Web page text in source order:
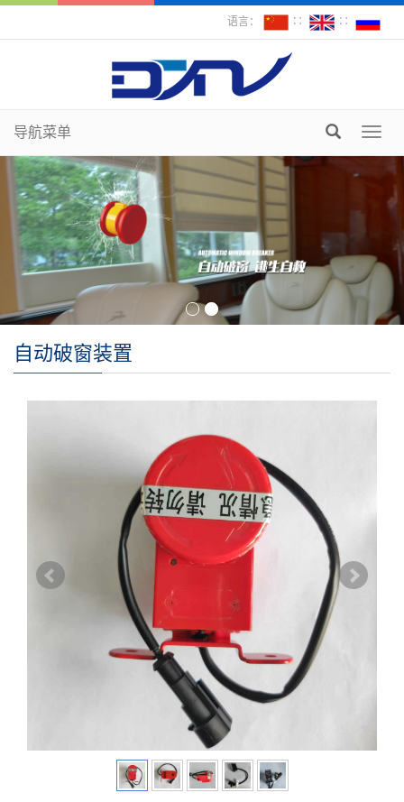
语言： ∷ ∷
导航菜单
自动破窗装置